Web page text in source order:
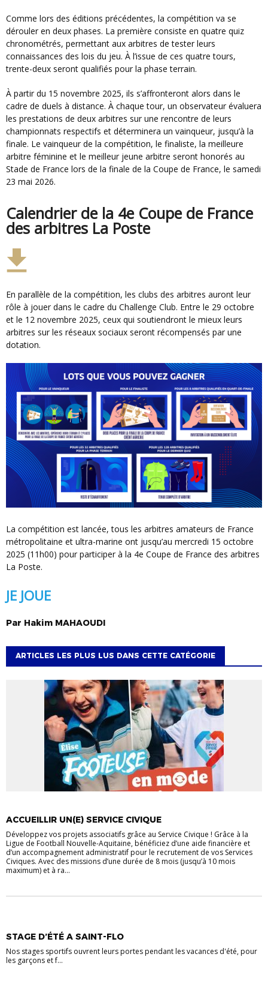
Comme lors des éditions précédentes, la compétition va se
dérouler en deux phases. La première consiste en quatre quiz
chronométrés, permettant aux arbitres de tester leurs
connaissances des lois du jeu. À l’issue de ces quatre tours,
trente-deux seront qualifiés pour la phase terrain.
À partir du 15 novembre 2025, ils s’affronteront alors dans le
cadre de duels à distance. À chaque tour, un observateur évaluera
les prestations de deux arbitres sur une rencontre de leurs
championnats respectifs et déterminera un vainqueur, jusqu’à la
finale. Le vainqueur de la compétition, le finaliste, la meilleure
arbitre féminine et le meilleur jeune arbitre seront honorés au
Stade de France lors de la finale de la Coupe de France, le samedi
23 mai 2026.
Calendrier de la 4e Coupe de France
des arbitres La Poste
En parallèle de la compétition, les clubs des arbitres auront leur
rôle à jouer dans le cadre du Challenge Club. Entre le 29 octobre
et le 12 novembre 2025, ceux qui soutiendront le mieux leurs
arbitres sur les réseaux sociaux seront récompensés par une
dotation.
La compétition est lancée, tous les arbitres amateurs de France
métropolitaine et ultra-marine ont jusqu’au mercredi 15 octobre
2025 (11h00) pour participer à la 4e Coupe de France des arbitres
La Poste.
JE JOUE
Par Hakim MAHAOUDI
ARTICLES LES PLUS LUS DANS CETTE CATÉGORIE
ACCUEILLIR UN(E) SERVICE CIVIQUE
Développez vos projets associatifs grâce au Service Civique ! Grâce à la
Ligue de Football Nouvelle-Aquitaine, bénéficiez d’une aide financière et
d’un accompagnement administratif pour le recrutement de vos Services
Civiques. Avec des missions d’une durée de 8 mois (jusqu’à 10 mois
maximum) et à ra...
STAGE D’ÉTÉ A SAINT-FLO
Nos stages sportifs ouvrent leurs portes pendant les vacances d'été, pour
les garçons et f...